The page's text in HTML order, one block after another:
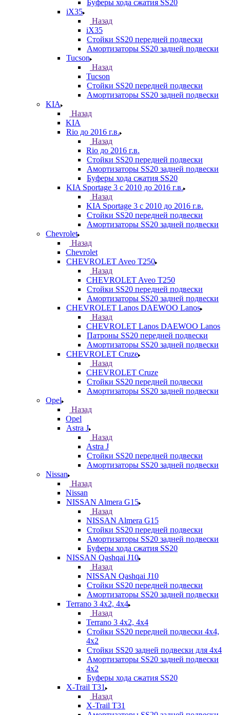
Буферы хода сжатия SS20
iX35
Назад
iX35
Стойки SS20 передней подвески
Амортизаторы SS20 задней подвески
Tucson
Назад
Tucson
Стойки SS20 передней подвески
Амортизаторы SS20 задней подвески
KIA
Назад
KIA
Rio до 2016 г.в.
Назад
Rio до 2016 г.в.
Стойки SS20 передней подвески
Амортизаторы SS20 задней подвески
Буферы хода сжатия SS20
KIA Sportage 3 с 2010 до 2016 г.в.
Назад
KIA Sportage 3 с 2010 до 2016 г.в.
Стойки SS20 передней подвески
Амортизаторы SS20 задней подвески
Chevrolet
Назад
Chevrolet
CHEVROLET Aveo T250
Назад
CHEVROLET Aveo T250
Стойки SS20 передней подвески
Амортизаторы SS20 задней подвески
CHEVROLET Lanos DAEWOO Lanos
Назад
CHEVROLET Lanos DAEWOO Lanos
Патроны SS20 передней подвески
Амортизаторы SS20 задней подвески
CHEVROLET Cruze
Назад
CHEVROLET Cruze
Стойки SS20 передней подвески
Амортизаторы SS20 задней подвески
Opel
Назад
Opel
Astra J
Назад
Astra J
Стойки SS20 передней подвески
Амортизаторы SS20 задней подвески
Nissan
Назад
Nissan
NISSAN Almera G15
Назад
NISSAN Almera G15
Стойки SS20 передней подвески
Амортизаторы SS20 задней подвески
Буферы хода сжатия SS20
NISSAN Qashqai J10
Назад
NISSAN Qashqai J10
Стойки SS20 передней подвески
Амортизаторы SS20 задней подвески
Terrano 3 4х2, 4х4
Назад
Terrano 3 4х2, 4х4
Стойки SS20 передней подвески 4х4,
4x2
Стойки SS20 задней подвески для 4х4
Амортизаторы SS20 задней подвески
4х2
Буферы хода сжатия SS20
X-Trail T31
Назад
X-Trail T31